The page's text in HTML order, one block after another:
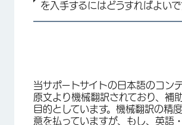
を入手するにはどうすればよい
当サポートサイトの日本語のコン
原文より機械翻訳されており、補
目的としています。機械翻訳の精
意を払っていますが、もし、英語